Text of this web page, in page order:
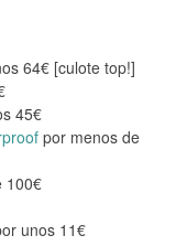
64€ [culote top!]
45€
por menos de
100€
unos 11€